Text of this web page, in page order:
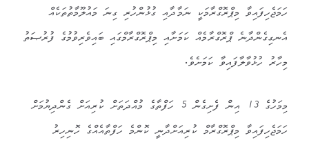
ހަމަޖެހިފައިވާ މިޕްރޮގްރާމަކީ ނަމާދާއި ގުޅުންހުރި ގިނަ މައުލޫމާތުތަކެއް
އެނގިގެންދާނެ ޕްރޮގްރާމެއް ކަމަށާއި މިޕްރޮގްރާމްގައި ބައިވެރިވުމުގެ ފުރުޞަތު
މިހާރު ހުޅުވާލާފައިވާ ކަމަށެވެ.
މިމަހުގެ 13 އިން ފެށިގެން 5 ހަފްތާގެ މުއްދަތަށް ކުރިއަށް ގެންދިޔުމަށް
ހަމަޖެހިފައިވާ މިޕްރޮގްރާމް ކުރިއަށްދާނީ ކޮންމެ ހަފްތާއެއްގެ ހޮނިހިރު